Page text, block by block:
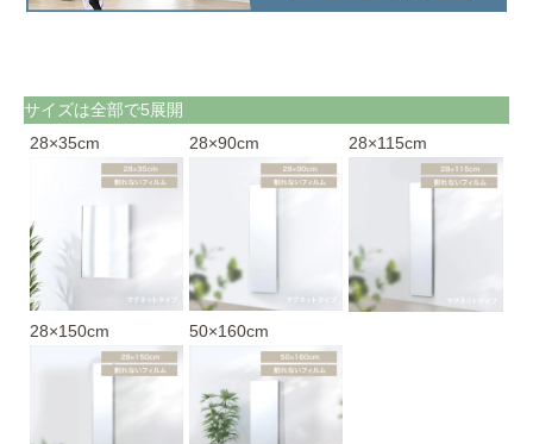
サイズは全部で5展開
28×35cm
28×90cm 28×115cm
28×150cm 50×160cm